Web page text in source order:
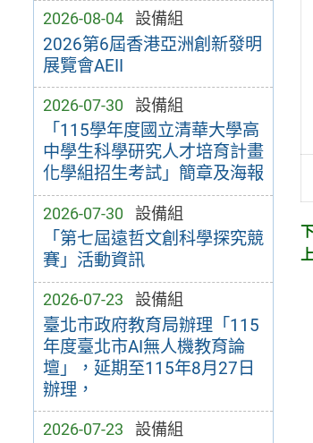
2026-08-04 設備組
2026第6屆香港亞洲創新發明
展覽會AEII
2026-07-30 設備組
「115學年度國立清華大學高
中學生科學研究人才培育計畫
化學組招生考試」簡章及海報
2026-07-30 設備組
「第七屆遠哲文創科學探究競
賽」活動資訊
2026-07-23 設備組
臺北市政府教育局辦理「115
年度臺北市AI無人機教育論
壇」，延期至115年8月27日
辦理，
2026-07-23 設備組